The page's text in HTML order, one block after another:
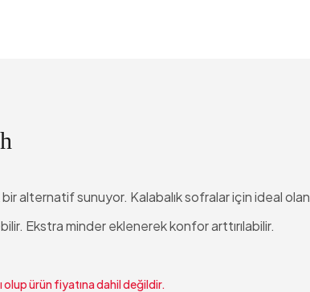
alternatif sunuyor. Kalabalık sofralar için ideal olan
Ekstra minder eklenerek konfor arttırılabilir.
ürün fiyatına dahil değildir.